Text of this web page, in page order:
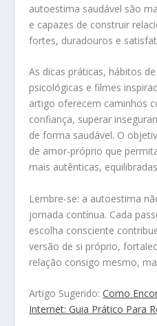
autoestima saudável são
e capazes de construir
fortes, duradouros e
As dicas práticas, hábitos
psicológicas e filmes
artigo oferecem caminhos
confiança, superar
de forma saudável. O
de amor-próprio que
mais autênticas,
Lembre-se: a autoestima
jornada contínua. Cada
escolha consciente
versão de si próprio,
relação consigo mesmo,
Artigo Sugerido:Como
Internet: Guia Prático Para